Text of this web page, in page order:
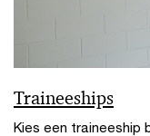
Traineeships
Kies een traineeship